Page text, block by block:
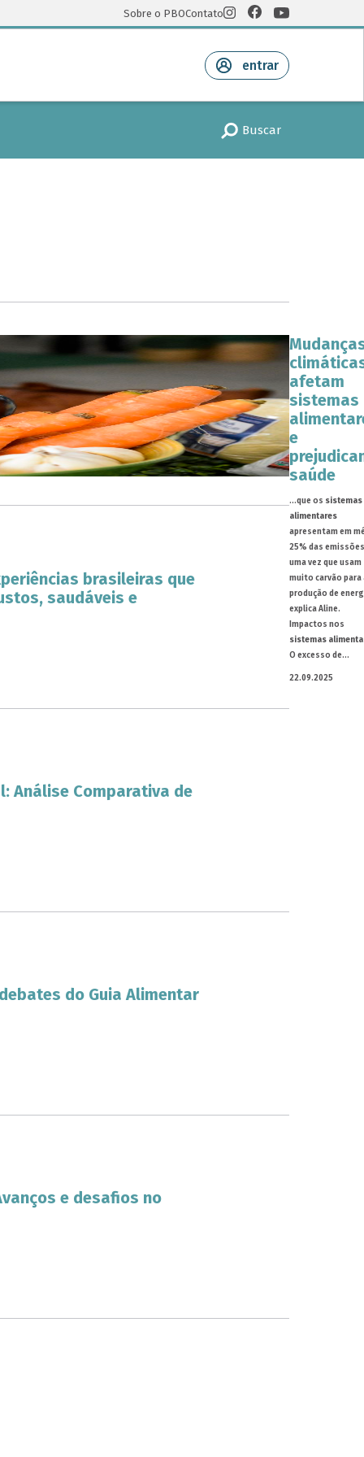
Sobre o PBOContato
entrar
Buscar
afetam
sistemas
e
saúde
...que os sistemas
alimentares
apresentam em
25% das
uma vez que usam
muito carvão para
produção de
explica Aline.
Impactos nos
sistemas
O excesso de...
22.09.2025
brasileiras que
saudáveis e
Análise Comparativa de
do Guia Alimentar
e desafios no